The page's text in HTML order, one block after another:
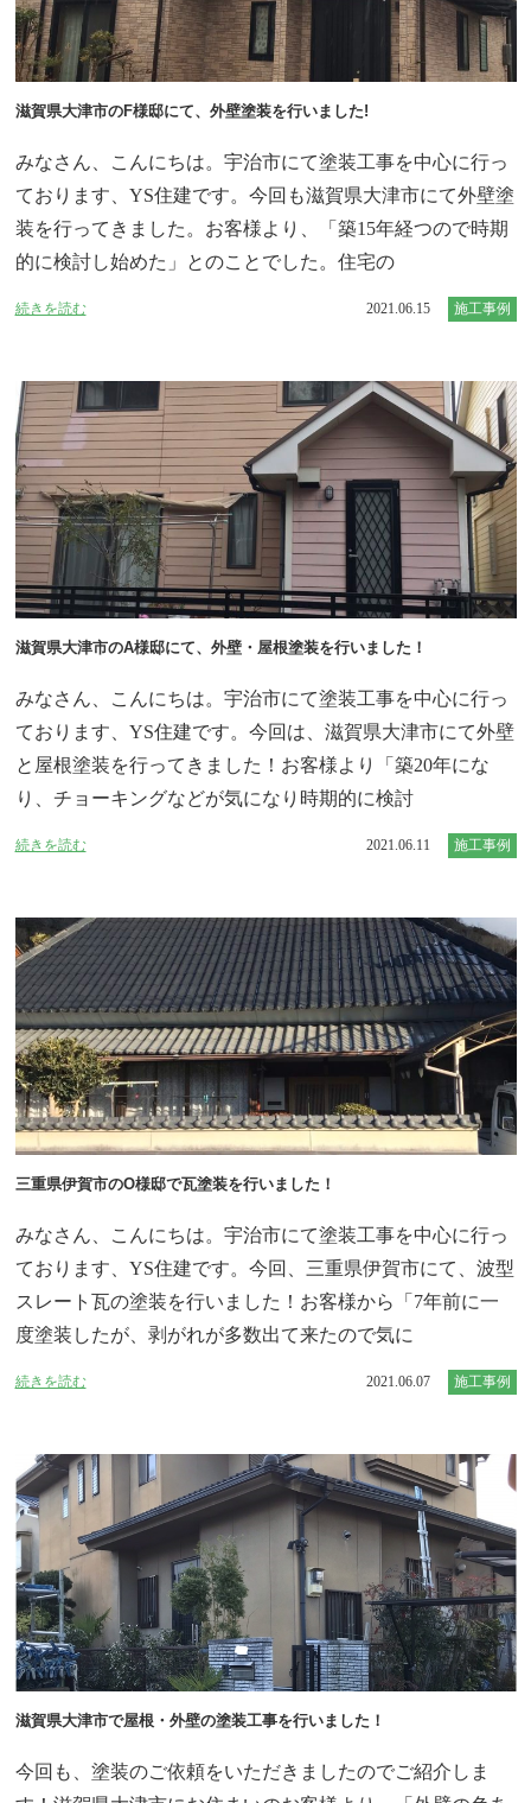
滋賀県大津市のF様邸にて、外壁塗装を行いました!
みなさん、こんにちは。宇治市にて塗装工事を中心に行っ
ております、YS住建です。今回も滋賀県大津市にて外壁塗
装を行ってきました。お客様より、「築15年経つので時期
的に検討し始めた」とのことでした。住宅の
続きを読む 2021.06.15 施工事例
滋賀県大津市のA様邸にて、外壁・屋根塗装を行いました！
みなさん、こんにちは。宇治市にて塗装工事を中心に行っ
ております、YS住建です。今回は、滋賀県大津市にて外壁
と屋根塗装を行ってきました！お客様より「築20年にな
り、チョーキングなどが気になり時期的に検討
続きを読む 2021.06.11 施工事例
三重県伊賀市のO様邸で瓦塗装を行いました！
みなさん、こんにちは。宇治市にて塗装工事を中心に行っ
ております、YS住建です。今回、三重県伊賀市にて、波型
スレート瓦の塗装を行いました！お客様から「7年前に一
度塗装したが、剥がれが多数出て来たので気に
続きを読む 2021.06.07 施工事例
滋賀県大津市で屋根・外壁の塗装工事を行いました！
今回も、塗装のご依頼をいただきましたのでご紹介しま